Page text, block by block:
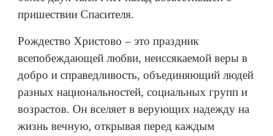
пришествии Спасителя.
Рождество Христово – это праздник
всепобеждающей любви, неиссякаемой веры в
добро и справедливость, объединяющий людей
разных национальностей, социальных групп и
возрастов. Он вселяет в верующих надежду на
жизнь вечную, открывая перед каждым